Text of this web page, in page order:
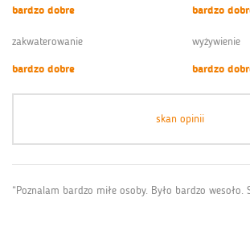
bardzo dobre
bardzo
zakwaterowanie
bardzo dobre
wyżywienie
bardzo
skan opinii
“Poznalam bardzo miłe osoby. Było bardzo wesoło.